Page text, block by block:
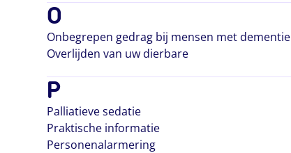
O
Onbegrepen gedrag bij mensen met dementie
Overlijden van uw dierbare
P
Palliatieve sedatie
Praktische informatie
Personenalarmering